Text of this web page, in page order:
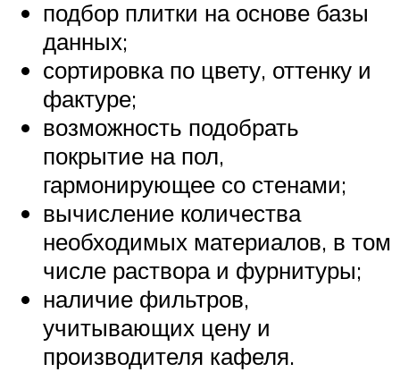
подбор плитки на основе базы
данных;
сортировка по цвету, оттенку и
фактуре;
возможность подобрать
покрытие на пол,
гармонирующее со стенами;
вычисление количества
необходимых материалов, в том
числе раствора и фурнитуры;
наличие фильтров,
учитывающих цену и
производителя кафеля.